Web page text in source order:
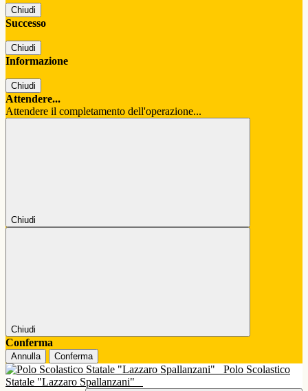
Chiudi
Successo
Chiudi
Informazione
Chiudi
Attendere...
Attendere il completamento dell'operazione...
Chiudi
Chiudi
Conferma
Annulla Conferma
Polo Scolastico
Statale "Lazzaro Spallanzani"